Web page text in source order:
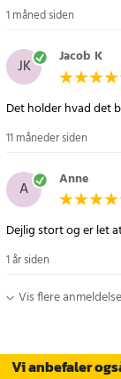
Vi anbefaler
1 måned siden
JK Jacob K
Det holder hvad det
11 måneder siden
A Anne
Dejlig stort og er let
1 år siden
Vis flere